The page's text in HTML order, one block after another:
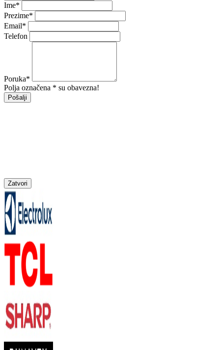
Ime*
Prezime*
Email*
Telefon
Poruka*
Polja označena * su obavezna!
Pošalji
Zatvori